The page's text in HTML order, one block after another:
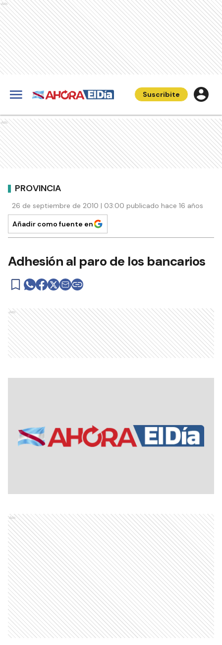
Ads
Suscribite
Ads
PROVINCIA
26 de septiembre de 2010 | 03:00 publicado hace 16 años
Añadir como fuente en
Adhesión al paro de los bancarios
Ads
Ads